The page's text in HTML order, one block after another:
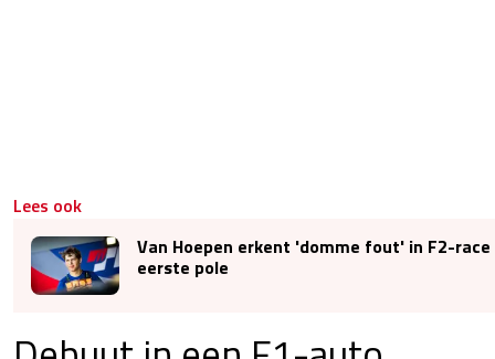
Lees ook
Van Hoepen erkent 'domme fout' in F2-
eerste pole